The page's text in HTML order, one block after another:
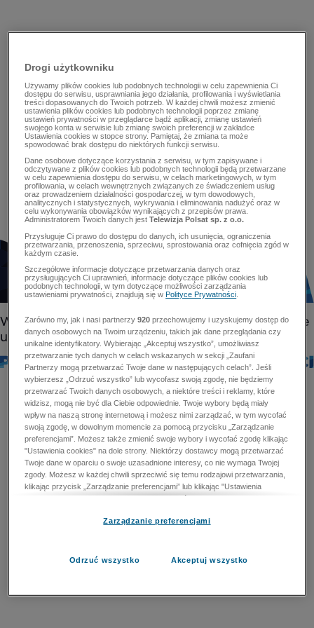
Drogi użytkowniku
Używamy plików cookies lub podobnych technologii w celu zapewnienia Ci
dostępu do serwisu, usprawniania jego działania, profilowania i wyświetlania
treści dopasowanych do Twoich potrzeb. W każdej chwili możesz zmienić
ustawienia plików cookies lub podobnych technologii poprzez zmianę
ustawień prywatności w przeglądarce bądź aplikacji, zmianę ustawień
swojego konta w serwisie lub zmianę swoich preferencji w zakładce
Ustawienia cookies w stopce strony. Pamiętaj, że zmiana ta może
spowodować brak dostępu do niektórych funkcji serwisu.
Dane osobowe dotyczące korzystania z serwisu, w tym zapisywane i
odczytywane z plików cookies lub podobnych technologii będą przetwarzane
w celu zapewnienia dostępu do serwisu, w celach marketingowych, w tym
profilowania, w celach wewnętrznych związanych ze świadczeniem usług
oraz prowadzeniem działalności gospodarczej, w tym dowodowych,
analitycznych i statystycznych, wykrywania i eliminowania nadużyć oraz w
celu wykonywania obowiązków wynikających z przepisów prawa.
Administratorem Twoich danych jestTelewizja Polsat sp. z o.o.
Przysługuje Ci prawo do dostępu do danych, ich usunięcia, ograniczenia
przetwarzania, przenoszenia, sprzeciwu, sprostowania oraz cofnięcia zgód w
każdym czasie.
Szczegółowe informacje dotyczące przetwarzania danych oraz
przysługujących Ci uprawnień, informacje dotyczące plików cookies lub
podobnych technologii, w tym dotyczące możliwości zarządzania
ustawieniami prywatności, znajdują się wPolityce Prywatności
Zarówno my, jak i nasi partnerzy920 przechowujemy i uzyskujemy dostęp do
danych osobowych na Twoim urządzeniu, takich jak dane przeglądania czy
unikalne identyfikatory. Wybierając „Akceptuj wszystko”, umożliwiasz
przetwarzanie tych danych w celach wskazanych w sekcji „Zaufani
Partnerzy mogą przetwarzać Twoje dane w następujących celach”. Jeśli
wybierzesz „Odrzuć wszystko” lub wycofasz swoją zgodę, nie będziemy
przetwarzać Twoich danych osobowych, a niektóre treści i reklamy, które
widzisz, mogą nie być dla Ciebie odpowiednie. Twoje wybory będą miały
wpływ na naszą stronę internetową i możesz nimi zarządzać, w tym wycofać
swoją zgodę, w dowolnym momencie za pomocą przycisku „Zarządzanie
preferencjami”. Możesz także zmienić swoje wybory i wycofać zgodę klikając
"Ustawienia cookies" na dole strony. Niektórzy dostawcy mogą przetwarzać
Twoje dane w oparciu o swoje uzasadnione interesy, co nie wymaga Twojej
zgody. Możesz w każdej chwili sprzeciwić się temu rodzajowi przetwarzania,
klikając przycisk „Zarządzanie preferencjami” lub klikając "Ustawienia
cookies" na dole strony. Nie możesz sprzeciwić się przetwarzaniu przez
zapobiegania oszustwom i naprawiania błędów, a w tym celu mogą zostać
przetwarzaniu danych osobowych w celu dostarczania i prezentacji reklam i
Zarządzanie preferencjami
Odrzuć wszystko Akceptuj wszystko